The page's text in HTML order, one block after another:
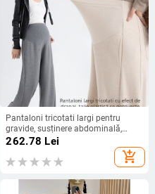
Pantaloni tricotati largi pentru
gravide, susținere abdominală,
țesătură tricotată groasă din
ridicată, toamnă-iarnă
262.78 Lei
add_shopping_cart